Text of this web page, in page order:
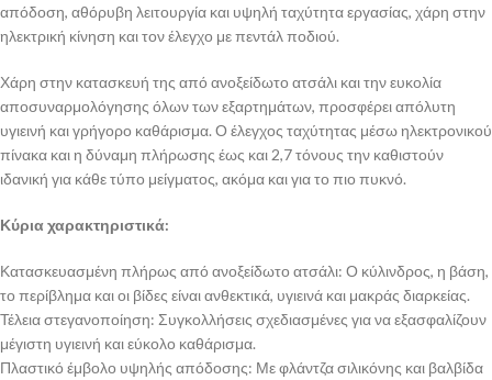
απόδοση, αθόρυβη λειτουργία και υψηλή ταχύτητα εργασίας, χάρη στην
ηλεκτρική κίνηση και τον έλεγχο με πεντάλ ποδιού.
Χάρη στην κατασκευή της από ανοξείδωτο ατσάλι και την ευκολία
αποσυναρμολόγησης όλων των εξαρτημάτων, προσφέρει απόλυτη
υγιεινή και γρήγορο καθάρισμα. Ο έλεγχος ταχύτητας μέσω ηλεκτρονικού
πίνακα και η δύναμη πλήρωσης έως και 2,7 τόνους την καθιστούν
ιδανική για κάθε τύπο μείγματος, ακόμα και για το πιο πυκνό.
Κύρια χαρακτηριστικά:
Κατασκευασμένη πλήρως από ανοξείδωτο ατσάλι: Ο κύλινδρος, η βάση,
το περίβλημα και οι βίδες είναι ανθεκτικά, υγιεινά και μακράς διαρκείας.
Τέλεια στεγανοποίηση: Συγκολλήσεις σχεδιασμένες για να εξασφαλίζουν
μέγιστη υγιεινή και εύκολο καθάρισμα.
Πλαστικό έμβολο υψηλής απόδοσης: Με φλάντζα σιλικόνης και βαλβίδα